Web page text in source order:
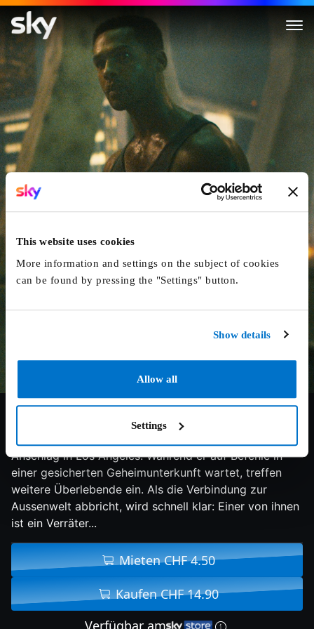
This website uses cookies
More information and settings on the subject of cookies
can be found by pressing the "Settings" button.
Show details
Allow all
Settings
Safe House - Verrat ist die
6.4/10 2025 87 min Thriller
Anschlag in Los Angeles. Während er auf Befehle in
einer gesicherten Geheimunterkunft wartet, treffen
weitere Überlebende ein. Als die Verbindung zur
Aussenwelt abbricht, wird schnell klar: Einer von ihnen
ist ein Verräter...
Mieten CHF 4.50
Kaufen CHF 14.90
Verfügbar am